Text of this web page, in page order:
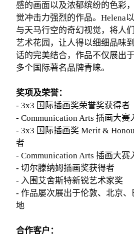
感的画面以及浓郁缤纷的色彩
觉冲击力强烈的作品。Helena
与天马行空的奇幻视觉，将人
艺术花园，让人得以细细品味
话的完美结合，作品不仅展出
多个国际著名品牌青睐。
奖项及荣誉：
- 3x3 国际插画奖荣誉奖获得者
- Communication Arts 插画大赛
- 3x3 国际插画奖 Merit &
者
- Communication Arts 插画大赛
- 切尔滕纳姆插画奖获得者
- 入围艾舍斯特新锐艺术家奖
- 作品屡次展出于伦敦、北京
地
合作客户：